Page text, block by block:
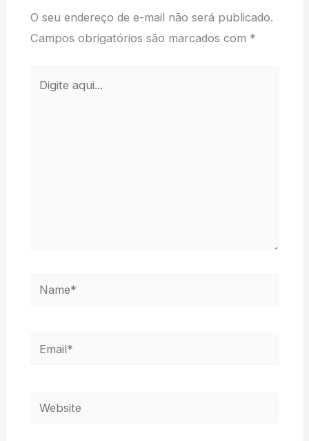
O seu endereço de e-mail não será publicado.
Campos obrigatórios são marcados com *
aqui...
Name*
Email*
Website